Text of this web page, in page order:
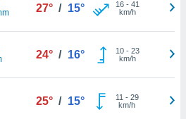
27° / 15° 16- 41
km/h
24° / 16° 10- 23
km/h
25° / 15° 11 - 29
km/h